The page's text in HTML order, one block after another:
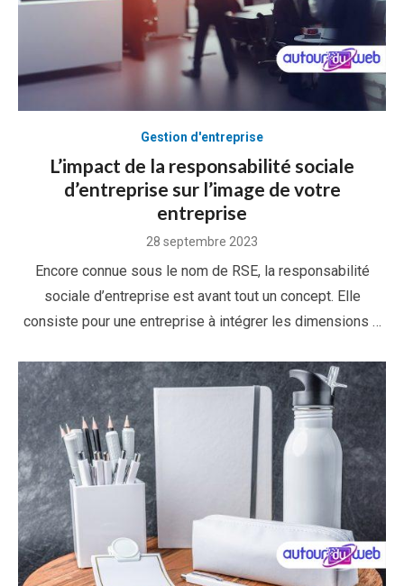
Gestion d'entreprise
L’impact de la responsabilité sociale
d’entreprise sur l’image de votre
entreprise
Posted
28 septembre 2023
Encore connue sous le nom de RSE, la responsabilité
sociale d’entreprise est avant tout un concept. Elle
consiste pour une entreprise à intégrer les dimensions …